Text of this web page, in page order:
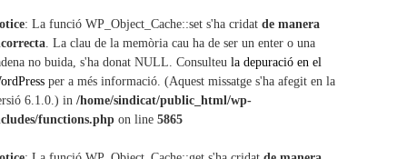
: La funció WP_Object_Cache::set s'ha cridatde manera
. La clau de la memòria cau ha de ser un enter o una
no buida, s'ha donat NULL. Consulteula depuració en el
per a més informació. (Aquest missatge s'ha afegit en la
6.1.0.) in/home/sindicat/public_html/wp-
functions.php on line5865